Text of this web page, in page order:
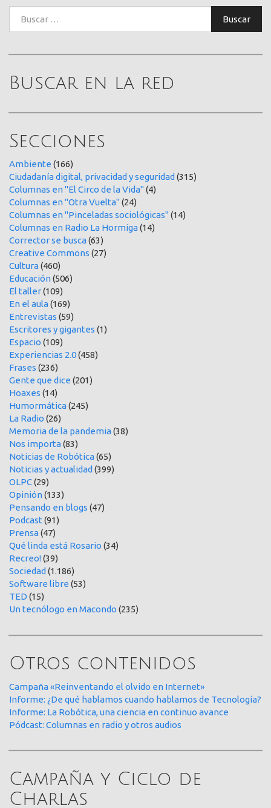
Buscar
Buscar en la red
Secciones
Ambiente (166)
Ciudadanía digital, privacidad y seguridad (315)
Columnas en "El Circo de la Vida"(4)
Columnas en "Otra Vuelta"(24)
Columnas en "Pinceladas sociológicas"(14)
Columnas en Radio La Hormiga(14)
Corrector se busca(63)
Creative Commons (27)
Cultura(460)
Educación(506)
El taller(109)
En el aula(169)
Entrevistas (59)
Escritores y gigantes (1)
Espacio (109)
Experiencias 2.0(458)
Frases (236)
Gente que dice (201)
Hoaxes (14)
Humormática(245)
La Radio (26)
Memoria de la pandemia(38)
Nos importa(83)
Noticias de Robótica(65)
Noticias y actualidad (399)
OLPC(29)
Opinión(133)
Pensando en blogs (47)
Podcast (91)
Prensa(47)
Qué linda está Rosario (34)
Recreo!(39)
Sociedad (1.186)
Software libre (53)
TED (15)
Un tecnólogo en Macondo (235)
Otros contenidos
Campaña «Reinventando el olvido en Internet»
Informe: ¿De qué hablamos cuando hablamos de Tecnología?
Informe: La Robótica, una ciencia en continuo avance
Pódcast: Columnas en radio y otros audios
Campaña y Ciclo de
Charlas